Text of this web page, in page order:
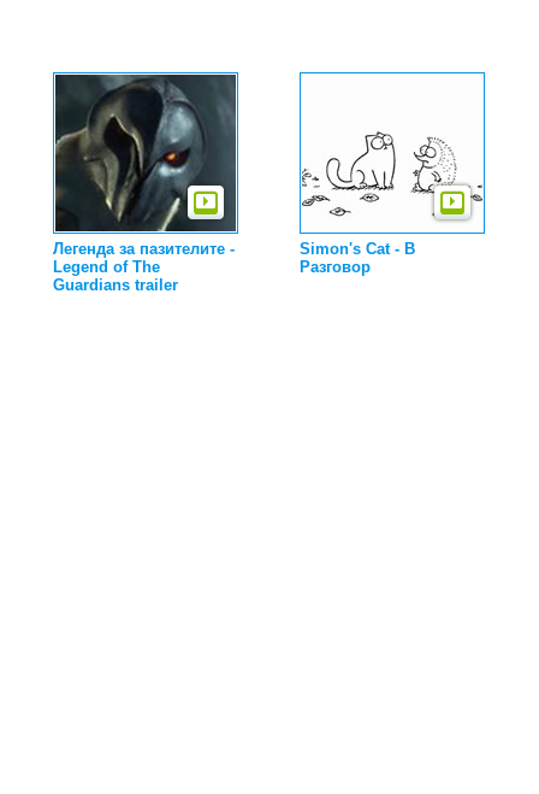
Легенда за пазителите -
Legend of The
Guardians trailer
Simon's Cat - В
Разговор